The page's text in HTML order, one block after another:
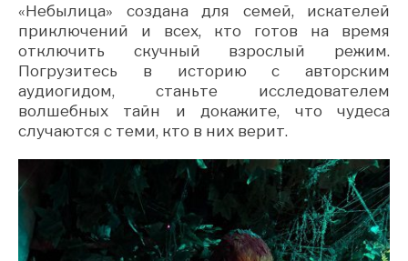
«Небылица» создана для семей, искателей
приключений и всех, кто готов на время
отключить скучный взрослый режим.
Погрузитесь в историю с авторским
аудиогидом, станьте исследователем
волшебных тайн и докажите, что чудеса
случаются с теми, кто в них верит.